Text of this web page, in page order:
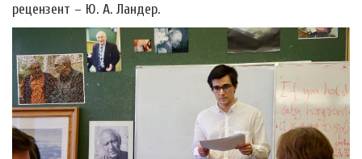
рецензент – Ю. А. Ландер.